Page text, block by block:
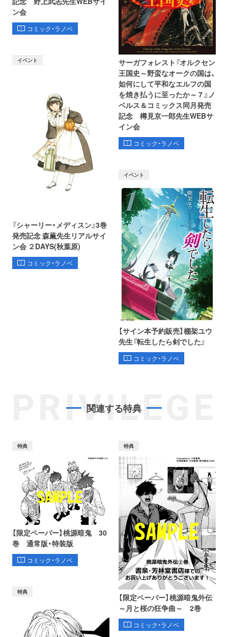
ン会
コミック・ラノベ
サーガフォレスト『オルクセン
王国史～野蛮なオークの国は、
如何にして平和なエルフの国
を焼き払うに至ったか～ 7 』ノ
ベルス＆コミックス同月発売
記念 樽見京一郎先生WEBサ
イン会
コミック・ラノベ
イベント
『シャーリー・メディスン』3巻
発売記念 森薫先生リアルサイ
ン会 ２DAYS(秋葉原)
コミック・ラノベ
イベント
【サイン本予約販売】棚架ユウ
先生『転生したら剣でした』
コミック・ラノベ
PRIVILEGE
関連する特典
特典
【限定ペーパー】桃源暗鬼 30
巻 通常版・特装版
コミック・ラノベ
特典
【限定ペーパー】桃源暗鬼外伝
～月と桜の狂争曲～ 2巻
コミック・ラノベ
特典